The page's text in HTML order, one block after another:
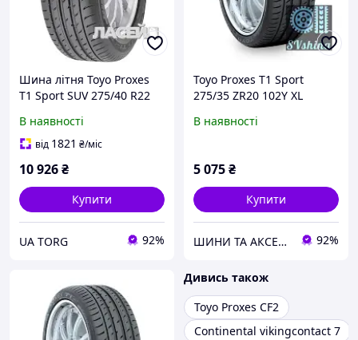
Шина літня Toyo Proxes
T1 Sport SUV 275/40 R22
В наявності
від 1821 ₴/міс
10 926₴
Купити
UA TORG 92%
Toyo Proxes T1 Sport
275/35 ZR20 102Y XL
В наявності
5 075₴
Купити
ШИНИ ТА АКСЕСУАРИ ДЛЯ ВСІХ ВИДІВ ТЕХНІКИ 92%
Дивись також
Toyo Proxes CF2
Continental vikingcontact 7